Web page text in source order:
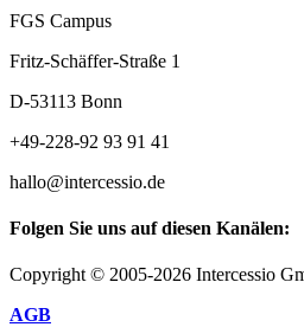
FGS Campus
Fritz-Schäffer-Straße 1
D-53113 Bonn
+49-228-92 93 91 41
hallo@intercessio.de
Folgen Sie uns auf diesen Kanälen:
Copyright © 2005-2026 Intercessio
AGB